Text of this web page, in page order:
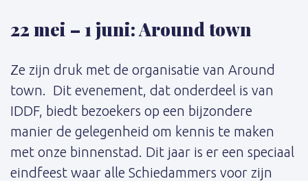
22 mei – 1 juni: Around town
Ze zijn druk met de organisatie van Around
town. Dit evenement, dat onderdeel is van
IDDF, biedt bezoekers op een bijzondere
manier de gelegenheid om kennis te maken
met onze binnenstad. Dit jaar is er een speciaal
eindfeest waar alle Schiedammers voor zijn